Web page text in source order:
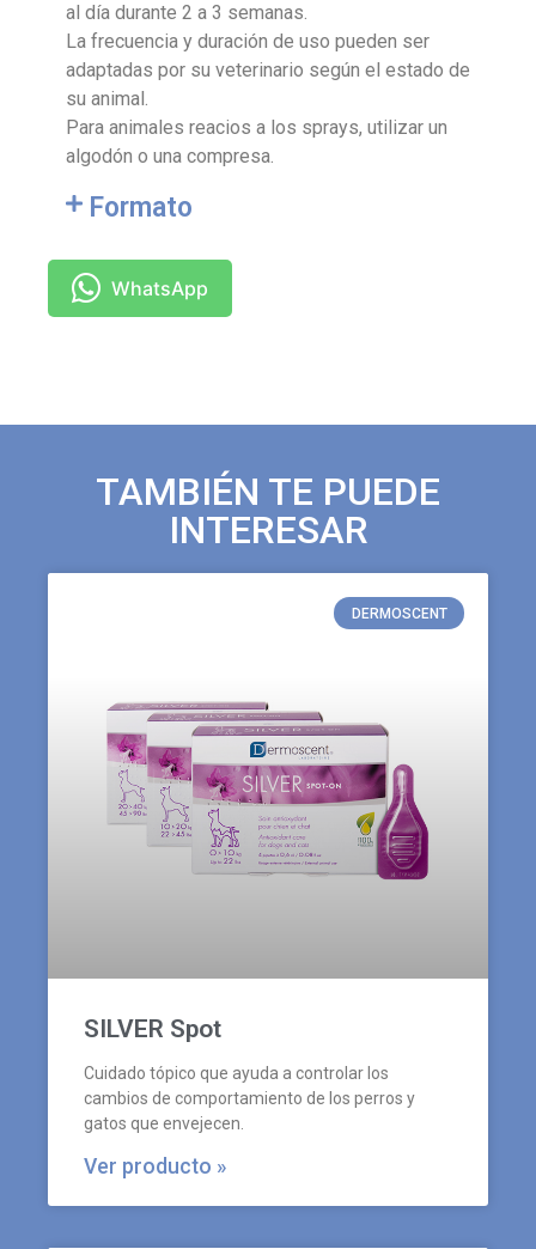
al día durante 2 a 3 semanas.
La frecuencia y duración de uso pueden ser
adaptadas por su veterinario según el estado de
su animal.
Para animales reacios a los sprays, utilizar un
algodón o una compresa.
Formato
WhatsApp
TAMBIÉN TE PUEDE
INTERESAR
DERMOSCENT
SILVER Spot
Cuidado tópico que ayuda a controlar los
cambios de comportamiento de los perros y
gatos que envejecen.
Ver producto »